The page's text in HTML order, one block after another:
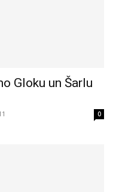
Gloku un Šarlu
0